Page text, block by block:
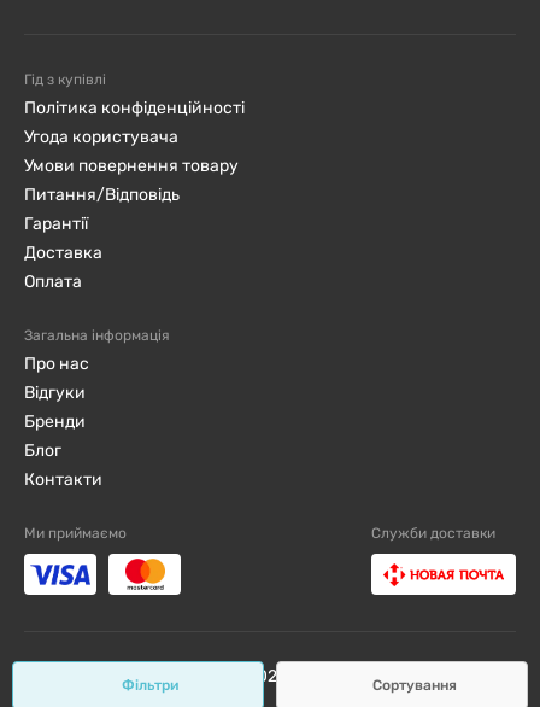
Фільтри Сортування
Гід з купівлі
Політика конфіденційності
Угода користувача
Умови повернення товару
Питання/Відповідь
Гарантії
Доставка
Оплата
Загальна інформація
Про нас
Відгуки
Бренди
Блог
Контакти
Ми приймаємо Служби доставки
djini.com.ua ©2019 - 2026 / Всі права захищені